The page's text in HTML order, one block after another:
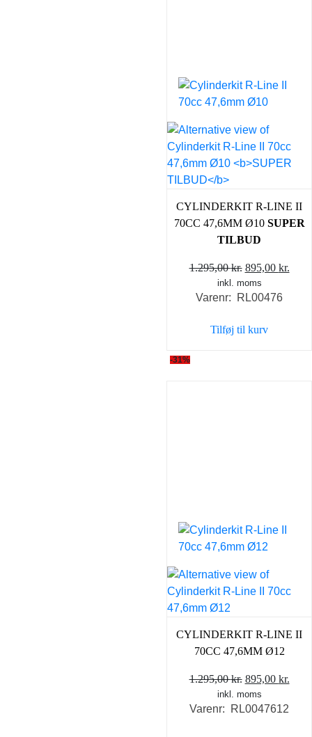
CYLINDERKIT R-LINE II
70CC 47,6MM Ø10 SUPER
TILBUD
1.295,00kr. Den
oprindelige
pris
1.295,00 kr..
895,00 kr.
inkl. moms
Varenr: RL00476
Tilføj til kurv
-31%
CYLINDERKIT R-LINE II
70CC 47,6MM Ø12
1.295,00kr. Den
oprindelige
pris
895,00 kr.
inkl. moms
Varenr: RL0047612